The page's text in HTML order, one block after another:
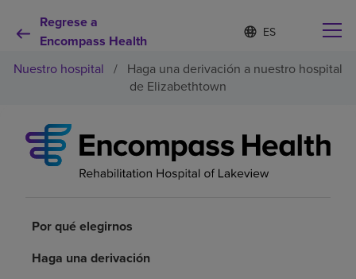
Regrese a
Encompass Health
Lista
de
contraída
d
o
e
c
Por qué debe elegirnos
Servicios de rehabilitación
Pacientes y cuidadores
Nuestro hospital / Haga una derivación a nuestro hospital
de Elizabethtown
Por qué elegirnos
Haga una derivación